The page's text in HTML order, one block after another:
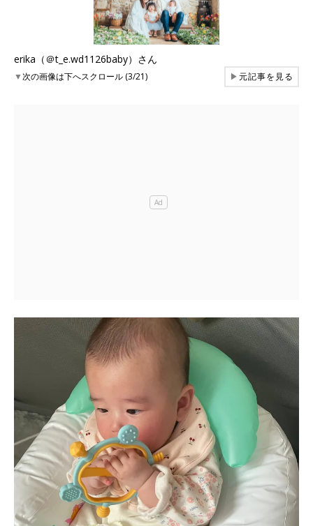
erika（＠t_e.wd1126baby）さん
▼次の画像は下へスクロール (3/21) ▶元記事を見る